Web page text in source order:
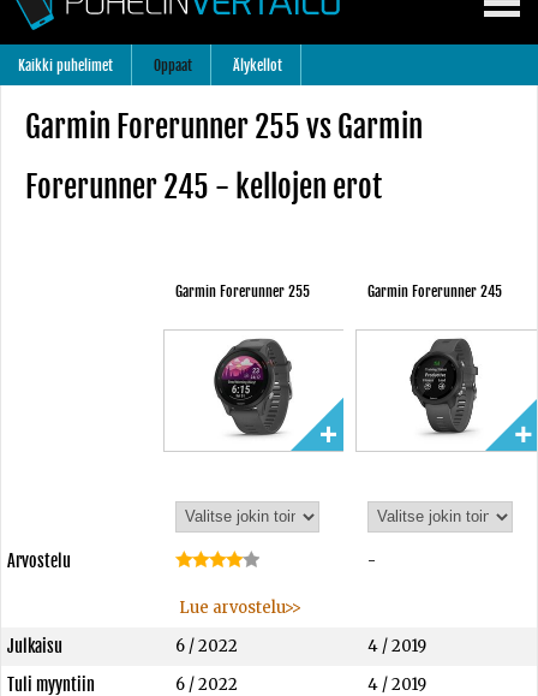
Kaikki puhelimet Oppaat Älykellot
Garmin Forerunner 255 vs Garmin
Forerunner 245 - kellojen erot
Garmin Forerunner 255 Garmin Forerunner 245
Arvostelu
Lue arvostelu>>
-
Julkaisu 6 / 2022
4 / 2019
Tuli myyntiin
6 / 2022
4 / 2019